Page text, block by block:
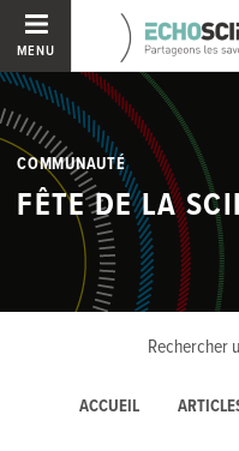
MENU
COMMUNAUTÉ
FÊTE DE LA
ACCUEIL